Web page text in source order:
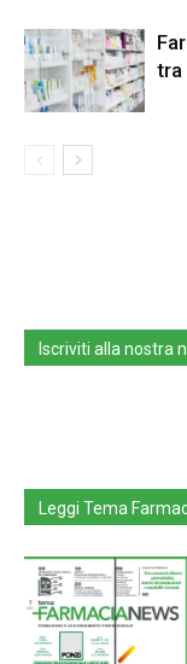
tra
Iscriviti alla nostra
Leggi Tema